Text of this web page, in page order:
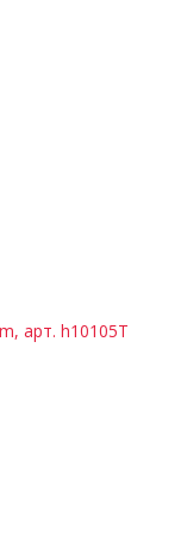
арт. h10105T